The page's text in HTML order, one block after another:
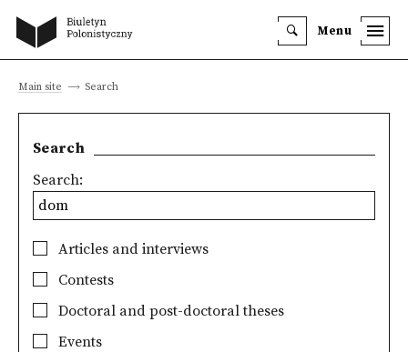
Menu
Main site Search
Search
Search:
Articles and interviews
Contests
Doctoral and post-doctoral theses
Events